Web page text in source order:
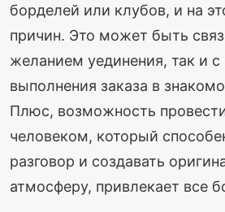
борделей или клубов, и на
причин. Это может быть
желанием уединения, так и
выполнения заказа в
Плюс, возможность
человеком, который
разговор и создавать
атмосферу, привлекает все